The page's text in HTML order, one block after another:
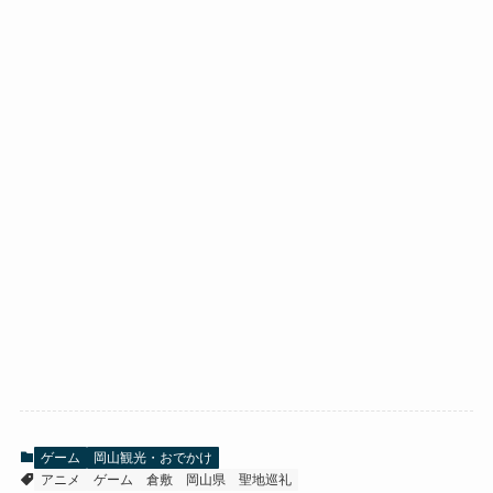
ゲーム
岡山観光・おでかけ
アニメ
ゲーム 倉敷 岡山県 聖地巡礼